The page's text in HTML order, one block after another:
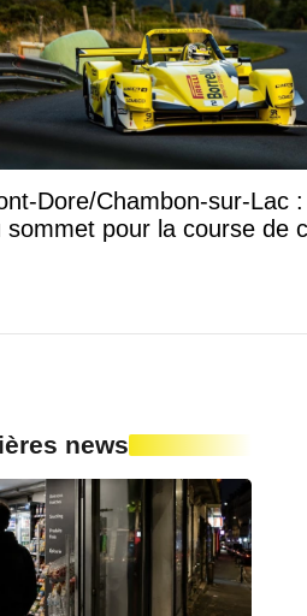
Dore/Chambon-sur-Lac
sommet pour la course de
news